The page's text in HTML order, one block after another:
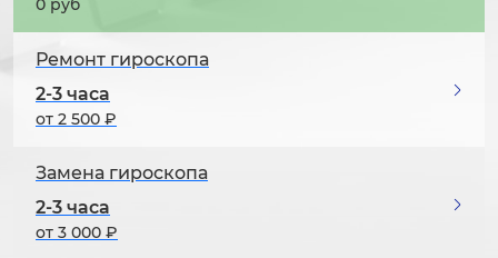
0 руб
Ремонт гироскопа
2-3 часа
от 2 500 ₽
Замена гироскопа
2-3 часа
от 3 000 ₽